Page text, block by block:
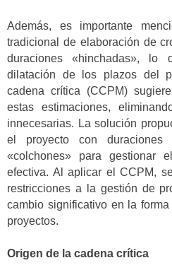
Además, es importante
tradicional de elaboración de
duraciones «hinchadas», lo
dilatación de los plazos del
cadena crítica (CCPM)
estas estimaciones,
innecesarias. La solución
el proyecto con
«colchones» para gestionar
efectiva. Al aplicar el CCPM,
restricciones a la gestión de
cambio significativo en la
proyectos.
Origen de la cadena crítica